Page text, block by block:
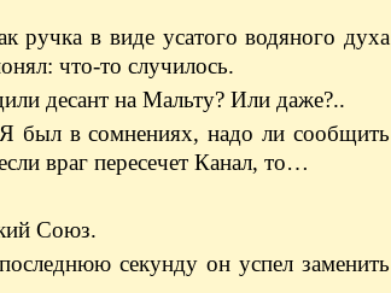
ручка в виде усатого водяного духа
что-то случилось.
десант на Мальту? Или даже?..
был в сомнениях, надо ли сообщить
враг пересечет Канал, то…
Союз.
секунду он успел заменить